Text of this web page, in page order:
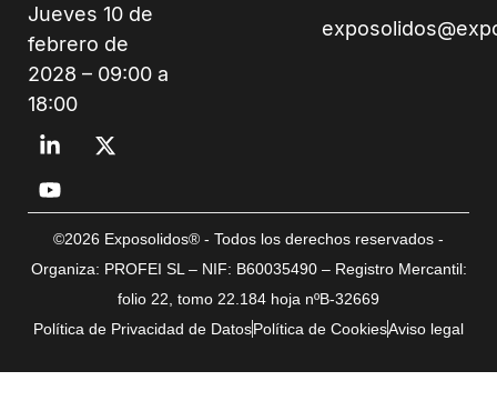
Jueves 10 de
febrero de
2028 – 09:00 a
18:00
©2026 Exposolidos® - Todos los derechos reservados -
Organiza: PROFEI SL – NIF: B60035490 – Registro Mercantil:
folio 22, tomo 22.184 hoja nºB-32669
Política de Privacidad de DatosPolítica de CookiesAviso legal